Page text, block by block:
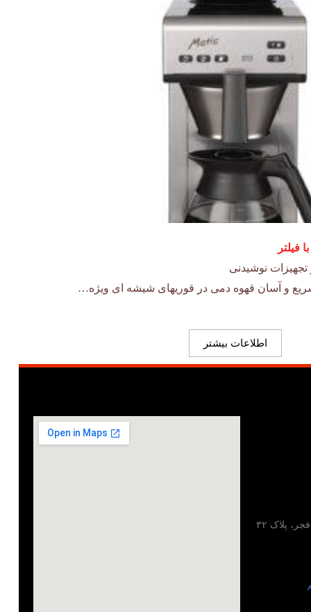
نوشیدنی
و آسان قهوه دمی در قوریهای شیشه ای ویژه…
اطلاعات بیشتر
تهران، خیابان مطهری، خیابان فجر، پلاک ۳۲